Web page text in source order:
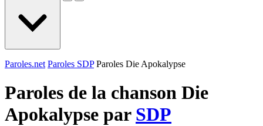
Paroles.net Paroles SDP Paroles Die Apokalypse
Paroles de la chanson Die
Apokalypse par SDP